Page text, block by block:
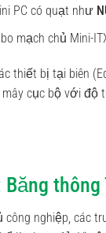
PC có quạt như
mạch chủ Mini-
thiết bị tại biên
cục bộ với độ
Băng
nghiệp, các